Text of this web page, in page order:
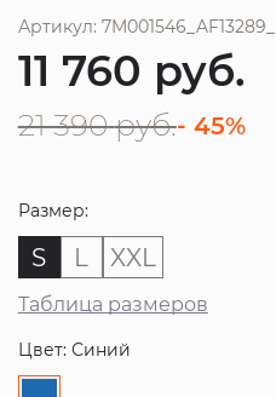
Артикул:
11 760 руб.
21 390 руб.- 45%
Размер:
S L XXL
Таблица размеров
Цвет: Синий